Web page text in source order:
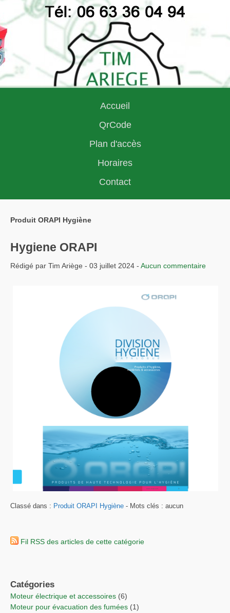
Accueil
QrCode
Plan d'accès
Horaires
Contact
Produit ORAPI Hygiène
Hygiene ORAPI
Rédigé par Tim Ariège - 03 juillet 2024 - Aucun commentaire
Classé dans : Produit ORAPI Hygiène - Mots clés : aucun
Fil RSS des articles de cette catégorie
Catégories
Moteur électrique et accessoires (6)
Moteur pour évacuation des fumées (1)